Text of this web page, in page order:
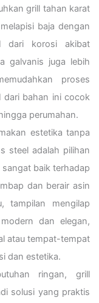
grill tahan karat
baja dengan
dari korosi akibat
galvanis juga lebih
proses
dari bahan ini cocok
perumahan.
estetika tanpa
steel adalah pilihan
baik terhadap
dan berair asin
tampilan mengilap
dan elegan,
atau tempat-tempat
dan estetika.
ringan, grill
solusi yang praktis